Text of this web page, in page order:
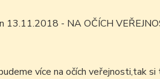
13.11.2018 - NA OČÍCH
více na očích veřejnosti,tak